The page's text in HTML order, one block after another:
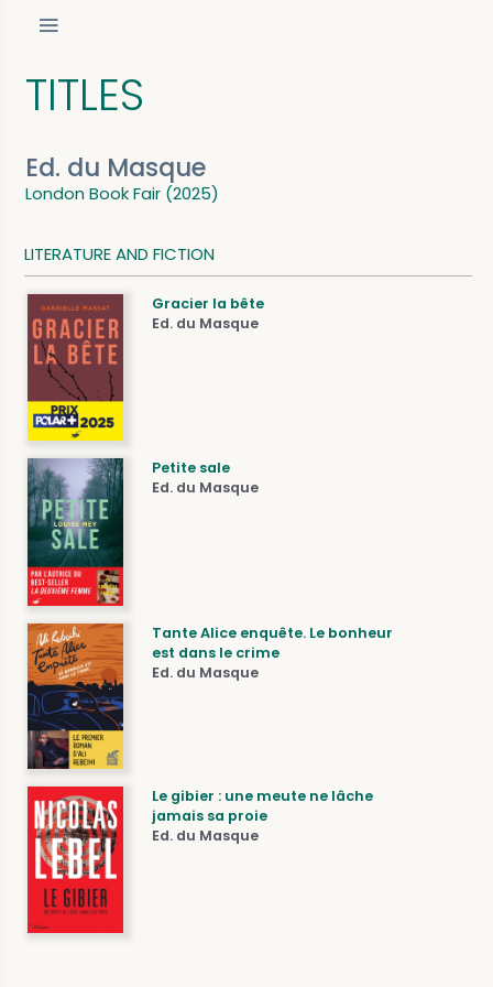
TITLES
Ed. du Masque
London Book Fair (2025)
LITERATURE AND FICTION
Gracier la bête
Ed. du Masque
Petite sale
Ed. du Masque
Tante Alice enquête. Le bonheur
est dans le crime
Ed. du Masque
Le gibier : une meute ne lâche
jamais sa proie
Ed. du Masque